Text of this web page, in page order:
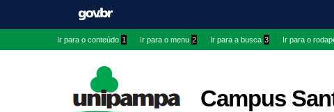
Ir para o conteúdo 1 Ir para o menu 2 Ir para a busca 3 Ir para o
Campus